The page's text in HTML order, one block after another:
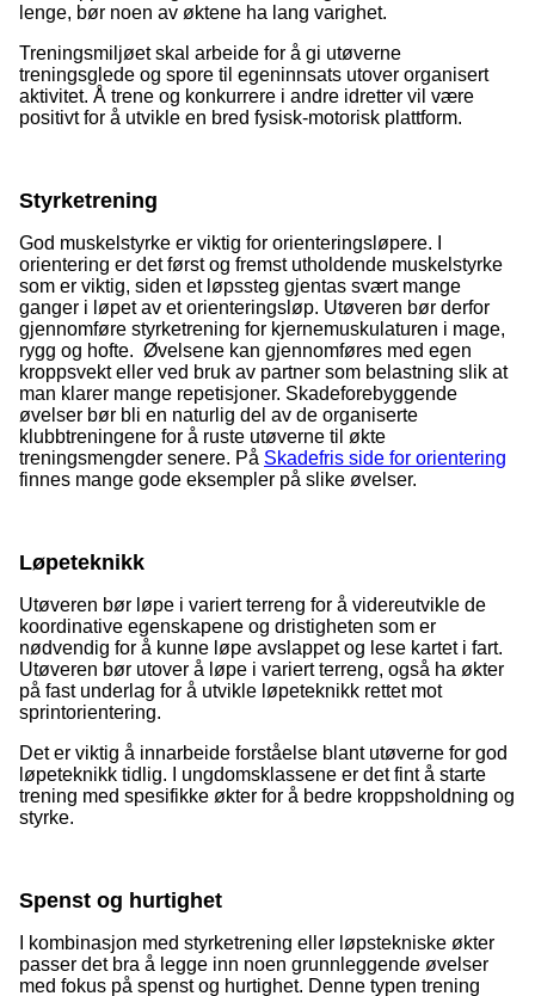
lenge, bør noen av øktene ha lang varighet.
Treningsmiljøet skal arbeide for å gi utøverne
treningsglede og spore til egeninnsats utover organisert
aktivitet. Å trene og konkurrere i andre idretter vil være
positivt for å utvikle en bred fysisk-motorisk plattform.
Styrketrening
God muskelstyrke er viktig for orienteringsløpere. I
orientering er det først og fremst utholdende muskelstyrke
som er viktig, siden et løpssteg gjentas svært mange
ganger i løpet av et orienteringsløp. Utøveren bør derfor
gjennomføre styrketrening for kjernemuskulaturen i mage,
rygg og hofte. Øvelsene kan gjennomføres med egen
kroppsvekt eller ved bruk av partner som belastning slik at
man klarer mange repetisjoner. Skadeforebyggende
øvelser bør bli en naturlig del av de organiserte
klubbtreningene for å ruste utøverne til økte
treningsmengder senere. På Skadefris side for orientering
finnes mange gode eksempler på slike øvelser.
Løpeteknikk
Utøveren bør løpe i variert terreng for å videreutvikle de
koordinative egenskapene og dristigheten som er
nødvendig for å kunne løpe avslappet og lese kartet i fart.
Utøveren bør utover å løpe i variert terreng, også ha økter
på fast underlag for å utvikle løpeteknikk rettet mot
sprintorientering.
Det er viktig å innarbeide forståelse blant utøverne for god
løpeteknikk tidlig. I ungdomsklassene er det fint å starte
trening med spesifikke økter for å bedre kroppsholdning og
styrke.
Spenst og hurtighet
I kombinasjon med styrketrening eller løpstekniske økter
passer det bra å legge inn noen grunnleggende øvelser
med fokus på spenst og hurtighet. Denne typen trening